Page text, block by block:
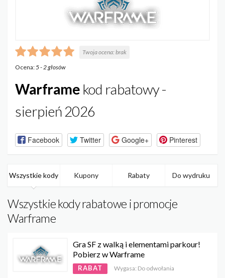
Twoja ocena:brak
Ocena:5-2głosów
Warframe kod rabatowy -
sierpień 2026
Facebook Twitter Google+ Pinterest
Wszystkie kody Kupony Rabaty Do wydruku
Wszystkie kody rabatowe i promocje
Warframe
Gra SF z walką i elementami parkour!
Pobierz w Warframe
RABAT Wygasa: Do odwołania